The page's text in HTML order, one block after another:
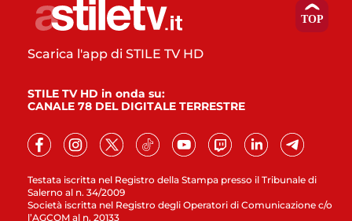
Testata iscritta nel Registro della Stampa presso il Tribunale di
Salerno al n. 34/2009
Società iscritta nel Registro degli Operatori di Comunicazione c/o
l’AGCOM al n. 20133
Scarica l'app di STILE TV HD
STILE TV HD in onda su:
CANALE 78 DEL DIGITALE TERRESTRE